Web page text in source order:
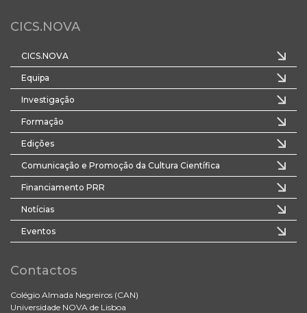
CICS.NOVA
CICS.NOVA
Equipa
Investigação
Formação
Edições
Comunicação e Promoção da Cultura Científica
Financiamento PRR
Notícias
Eventos
Contactos
Colégio Almada Negreiros (CAN)
Universidade NOVA de Lisboa